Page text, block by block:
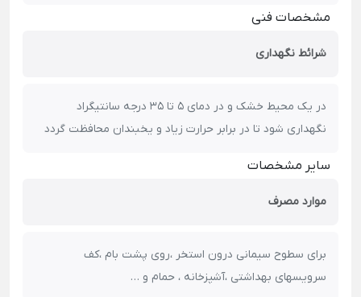
مشخصات فنی
شرائط نگهداری
در یک محیط خشک و در دمای 5 تا 35 درجه سانتیگراد
نگهداری شود تا در برابر حرارت زیاد و یخبندان محافظت گردد
سایر مشخصات
موارد مصرف
برای سطوح سیمانی درون استخر ،روی پشت بام ،کف
سرویسهای بهداشتی ،آشپزخانه ، حمام و …